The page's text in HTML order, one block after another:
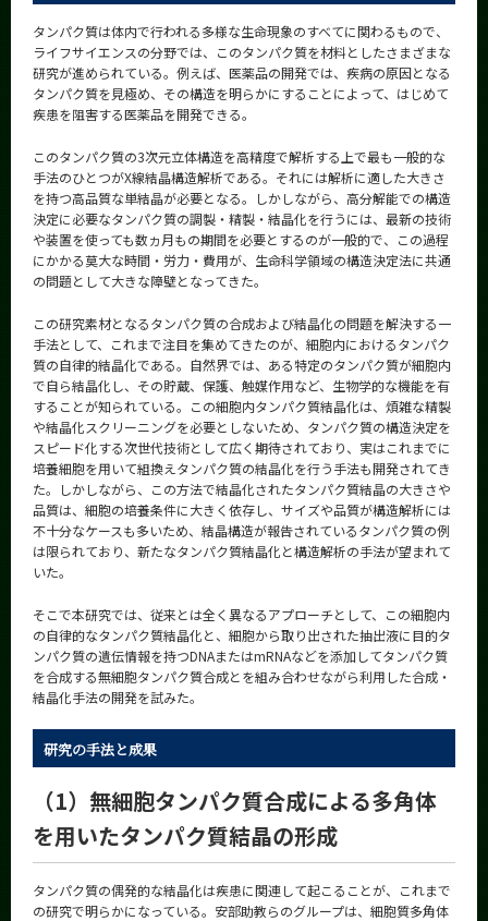
タンパク質は体内で行われる多様な生命現象のすべてに関わるもので、
ライフサイエンスの分野では、このタンパク質を材料としたさまざまな
研究が進められている。例えば、医薬品の開発では、疾病の原因となる
タンパク質を見極め、その構造を明らかにすることによって、はじめて
疾患を阻害する医薬品を開発できる。
このタンパク質の3次元立体構造を高精度で解析する上で最も一般的な
手法のひとつがX線結晶構造解析である。それには解析に適した大きさ
を持つ高品質な単結晶が必要となる。しかしながら、高分解能での構造
決定に必要なタンパク質の調製・精製・結晶化を行うには、最新の技術
や装置を使っても数ヵ月もの期間を必要とするのが一般的で、この過程
にかかる莫大な時間・労力・費用が、生命科学領域の構造決定法に共通
の問題として大きな障壁となってきた。
この研究素材となるタンパク質の合成および結晶化の問題を解決する一
手法として、これまで注目を集めてきたのが、細胞内におけるタンパク
質の自律的結晶化である。自然界では、ある特定のタンパク質が細胞内
で自ら結晶化し、その貯蔵、保護、触媒作用など、生物学的な機能を有
することが知られている。この細胞内タンパク質結晶化は、煩雑な精製
や結晶化スクリーニングを必要としないため、タンパク質の構造決定を
スピード化する次世代技術として広く期待されており、実はこれまでに
培養細胞を用いて組換えタンパク質の結晶化を行う手法も開発されてき
た。しかしながら、この方法で結晶化されたタンパク質結晶の大きさや
品質は、細胞の培養条件に大きく依存し、サイズや品質が構造解析には
不十分なケースも多いため、結晶構造が報告されているタンパク質の例
は限られており、新たなタンパク質結晶化と構造解析の手法が望まれて
いた。
そこで本研究では、従来とは全く異なるアプローチとして、この細胞内
の自律的なタンパク質結晶化と、細胞から取り出された抽出液に目的タ
ンパク質の遺伝情報を持つDNAまたはmRNAなどを添加してタンパク質
を合成する無細胞タンパク質合成とを組み合わせながら利用した合成・
結晶化手法の開発を試みた。
研究の手法と成果
（1）無細胞タンパク質合成による多角体
を用いたタンパク質結晶の形成
タンパク質の偶発的な結晶化は疾患に関連して起こることが、これまで
の研究で明らかになっている。安部助教らのグループは、細胞質多角体